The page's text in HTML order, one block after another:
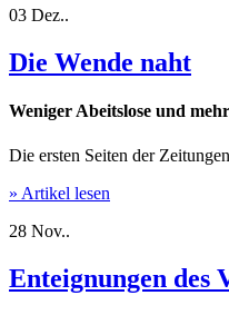
03 Dez..
Die Wende naht
Weniger Abeitslose und
Die ersten Seiten der
» Artikel lesen
28 Nov..
Enteignungen des